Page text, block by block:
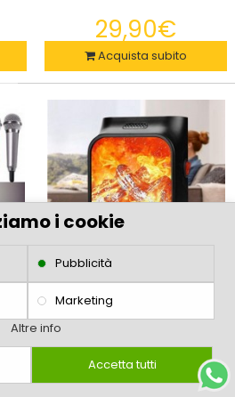
ELASTICHE E' un dispositivo usato per
fitness/wellness, u..
29,90€
Acquista subito
Mini Stufa Portatile Ventilata
i cookie
Pubblicità
Marketing
Altre info
Accetta tutti